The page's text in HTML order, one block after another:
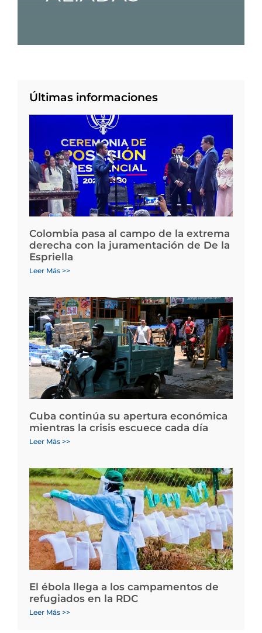
Últimas informaciones
Colombia pasa al campo de la extrema
derecha con la juramentación de De la
Espriella
Leer Más >>
Cuba continúa su apertura económica
mientras la crisis escuece cada día
Leer Más >>
El ébola llega a los campamentos de
refugiados en la RDC
Leer Más >>